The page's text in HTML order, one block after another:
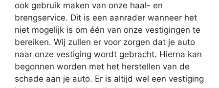
ook gebruik maken van onze haal- en
brengservice. Dit is een aanrader wanneer het
niet mogelijk is om één van onze vestigingen te
bereiken. Wij zullen er voor zorgen dat je auto
naar onze vestiging wordt gebracht. Hierna kan
begonnen worden met het herstellen van de
schade aan je auto. Er is altijd wel een vestiging